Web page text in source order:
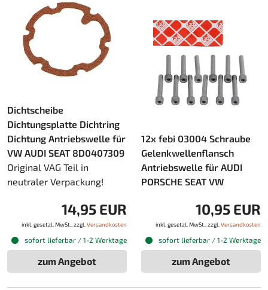
Dichtscheibe
Dichtungsplatte Dichtring
Dichtung Antriebswelle für
VW AUDI SEAT 8D0407309
Original VAG Teil in
neutraler Verpackung!
14,95 EUR
inkl. gesetzl. MwSt., zzgl. Versandkosten
sofort lieferbar / 1-2 Werktage
zum Angebot
12x febi 03004 Schraube
Gelenkwellenflansch
Antriebswelle für AUDI
PORSCHE SEAT VW
10,95 EUR
inkl. gesetzl. MwSt., zzgl. Versandkosten
sofort lieferbar / 1-2 Werktage
zum Angebot